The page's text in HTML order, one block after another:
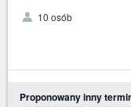
10 osób
Proponowany inny